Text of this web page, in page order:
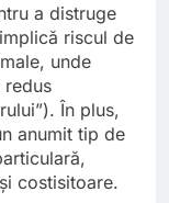
a distruge
riscul de
unde
redus
În plus,
anumit tip de
costisitoare.